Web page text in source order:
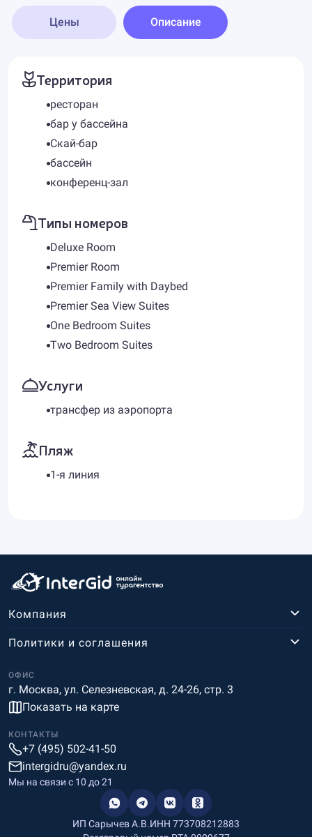
Цены Описание
Территория
ресторан
бар у бассейна
Скай-бар
бассейн
конференц-зал
Типы номеров
Deluxe Room
Premier Room
Premier Family with Daybed
Premier Sea View Suites
One Bedroom Suites
Two Bedroom Suites
Услуги
трансфер из аэропорта
Пляж
1-я линия
Компания
ОФИС
г. Москва, ул. Селезневская, д. 24-26, стр. 3
Показать на карте
Политики и соглашения
КОНТАКТЫ
+7 (495) 502-41-50
intergidru@yandex.ru
Мы на связи c 10 до 21
ИП Сарычев А.В.ИНН 773708212883